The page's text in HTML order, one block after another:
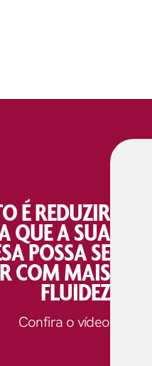
É REDUZIR
QUE A SUA
POSSA SE
COM MAIS
FLUIDEZ
Confira o vídeo